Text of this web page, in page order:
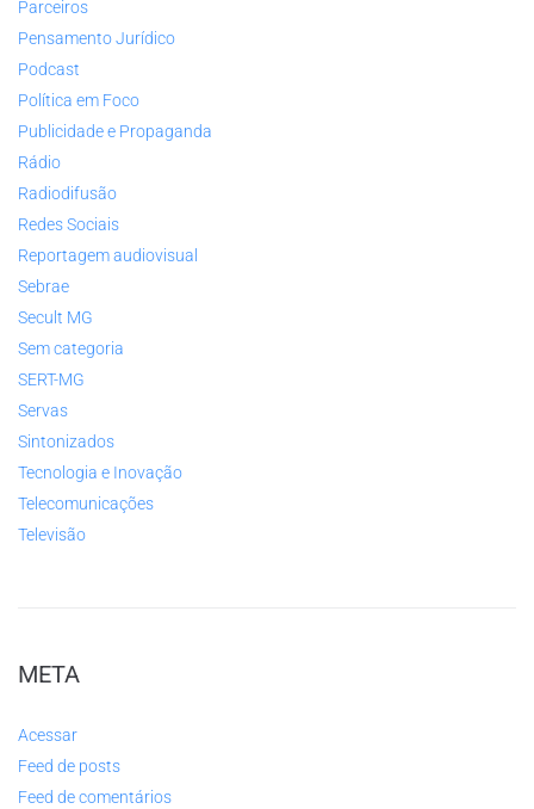
Parceiros
Pensamento Jurídico
Podcast
Política em Foco
Publicidade e Propaganda
Rádio
Radiodifusão
Redes Sociais
Reportagem audiovisual
Sebrae
Secult MG
Sem categoria
SERT-MG
Servas
Sintonizados
Tecnologia e Inovação
Telecomunicações
Televisão
META
Acessar
Feed de posts
Feed de comentários